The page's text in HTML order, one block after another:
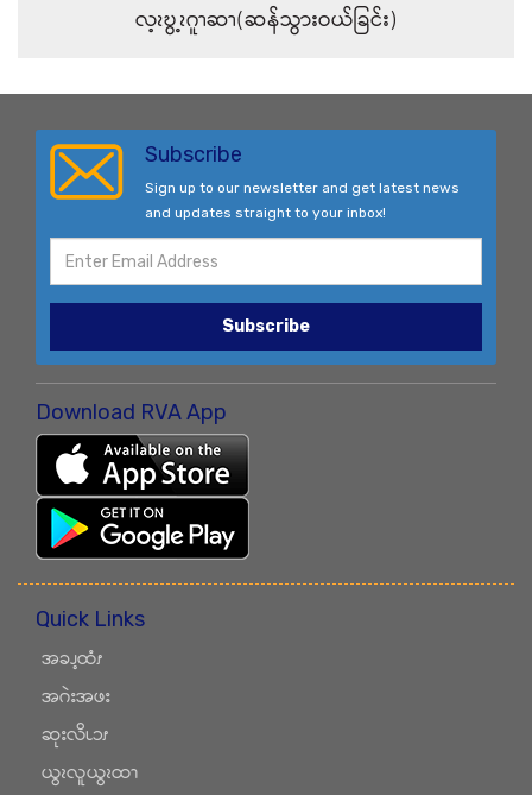
လ့ၩဎွ့ၩဂူၫဆၫ(ဆန်သွားဝယ်ခြင်း)
Subscribe
Sign up to our newsletter and get latest news
and updates straight to your inbox!
Subscribe
Download RVA App
Quick Links
အခၪ့ထံၭ
အဂဲးအဖး
ဆုးလိၬၥၭ
ယွၩလူယွၩထၫ